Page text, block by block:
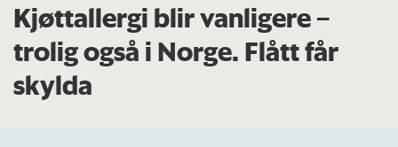
Kjøttallergi blir vanligere –
trolig også i Norge. Flått får
skylda